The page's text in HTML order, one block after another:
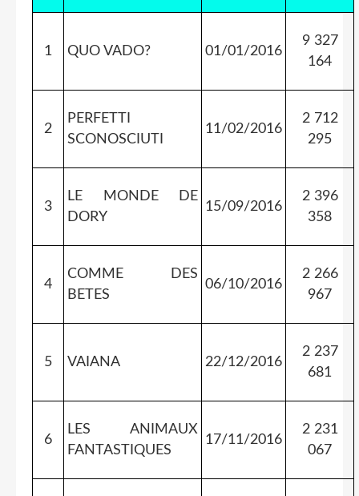
1 QUO VADO? 01/01/2016
9 327
164
2
PERFETTI
SCONOSCIUTI
11/02/2016
2 712
295
3
LE MONDE DE
DORY
15/09/2016
2 396
358
4
COMME DES
BETES
06/10/2016
2 266
967
5 VAIANA 22/12/2016
2 237
681
6
LES ANIMAUX
FANTASTIQUES
17/11/2016
2 231
067